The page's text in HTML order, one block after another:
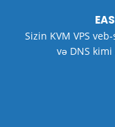
Sizin KVM VPS
və DNS